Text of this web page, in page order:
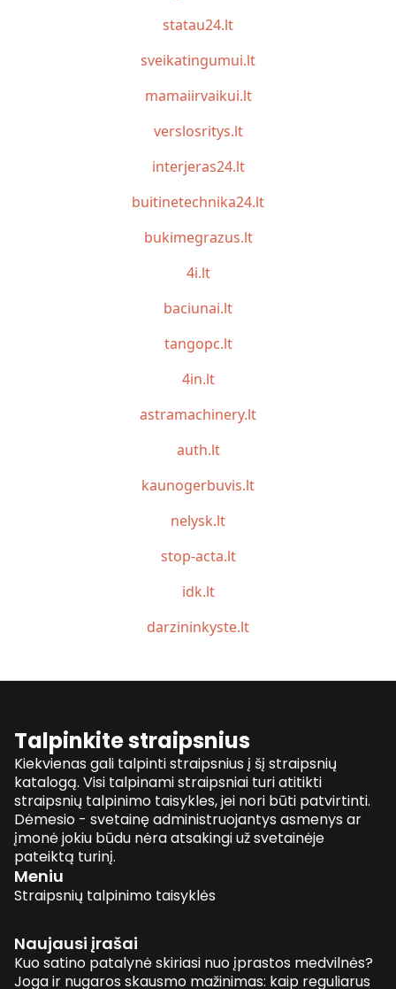
statau24.lt
sveikatingumui.lt
mamaiirvaikui.lt
verslosritys.lt
interjeras24.lt
buitinetechnika24.lt
bukimegrazus.lt
4i.lt
baciunai.lt
tangopc.lt
4in.lt
astramachinery.lt
auth.lt
kaunogerbuvis.lt
nelysk.lt
stop-acta.lt
idk.lt
darzininkyste.lt
Talpinkite straipsnius
Kiekvienas gali talpinti straipsnius į šį straipsnių
katalogą. Visi talpinami straipsniai turi atitikti
straipsnių talpinimo taisykles, jei nori būti patvirtinti.
Dėmesio - svetainę administruojantys asmenys ar
įmonė jokiu būdu nėra atsakingi už svetainėje
pateiktą turinį.
Meniu
Straipsnių talpinimo taisyklės
Naujausi įrašai
Kuo satino patalynė skiriasi nuo įprastos medvilnės?
Joga ir nugaros skausmo mažinimas: kaip reguliarus